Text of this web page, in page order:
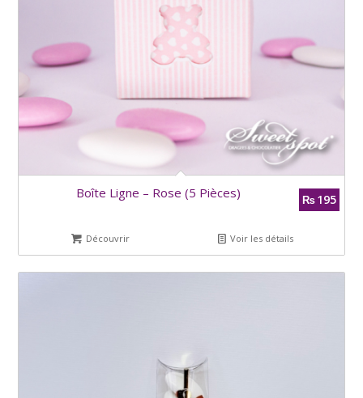
Boîte Ligne – Rose (5 Pièces) ₨195
Découvrir Voir les détails